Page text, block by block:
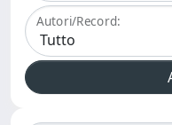
Autori/Record: